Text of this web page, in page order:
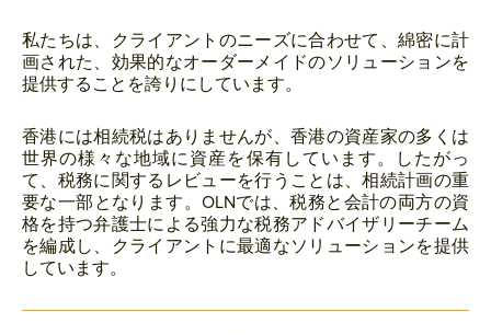
私たちは、クライアントのニーズに合わせて、綿密に計
画された、効果的なオーダーメイドのソリューションを
提供することを誇りにしています。
香港には相続税はありませんが、香港の資産家の多くは
世界の様々な地域に資産を保有しています。したがっ
て、税務に関するレビューを行うことは、相続計画の重
要な一部となります。OLNでは、税務と会計の両方の資
格を持つ弁護士による強力な税務アドバイザリーチーム
を編成し、クライアントに最適なソリューションを提供
しています。